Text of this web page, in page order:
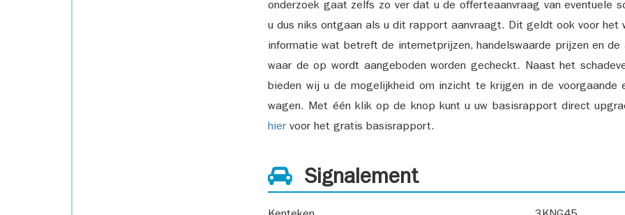
onderzoek gaat zelfs zo ver dat u de offerteaanvraag van eventuele
u dus niks ontgaan als u dit rapport aanvraagt. Dit geldt ook voor
informatie wat betreft de internetprijzen, handelswaarde prijzen en
waar de op wordt aangeboden worden gecheckt. Naast het
bieden wij u de mogelijkheid om inzicht te krijgen in de voorgaande
wagen. Met één klik op de knop kunt u uw basisrapport direct
hier voor het gratis basisrapport.
Signalement